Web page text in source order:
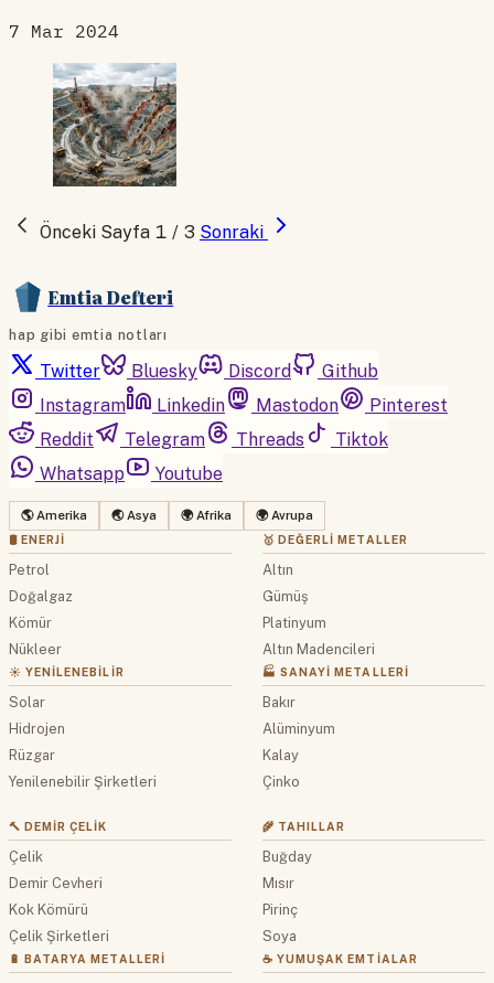
7 Mar 2024
Önceki Sayfa 1 / 3 Sonraki
Emtia Defteri
hap gibi emtia notları
Twitter Bluesky Discord
Github
Instagram
Linkedin Mastodon
Pinterest
Reddit
Telegram Threads
Tiktok
Whatsapp
Youtube
🌎 Amerika 🌏 Asya 🌍 Afrika 🌍 Avrupa
🛢 ENERJI
Petrol
Doğalgaz
Kömür
Nükleer
☀️ YENILENEBILIR
Solar
Hidrojen
Rüzgar
Yenilenebilir Şirketleri
🥇 DEĞERLI METALLER
Altın
Gümüş
Platinyum
Altın Madencileri
🏭 SANAYI METALLERI
Bakır
Alüminyum
Kalay
Çinko
🔨 DEMIR ÇELIK
Çelik
Demir Cevheri
Kok Kömürü
Çelik Şirketleri
🔋 BATARYA METALLERI
🌾 TAHILLAR
Buğday
Mısır
Pirinç
Soya
☕ YUMUŞAK EMTIALAR